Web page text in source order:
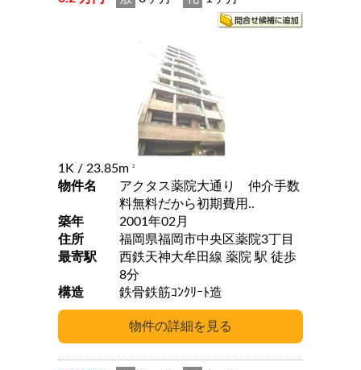
1K / 23.85m 2
物件名
アクタス薬院大通り 仲介手数
料無料だから初期費用..
築年
2001年02月
住所
福岡県福岡市中央区薬院3丁目
最寄駅
西鉄天神大牟田線 薬院 駅 徒歩
8分
構造
鉄骨鉄筋ｺﾝｸﾘｰﾄ造